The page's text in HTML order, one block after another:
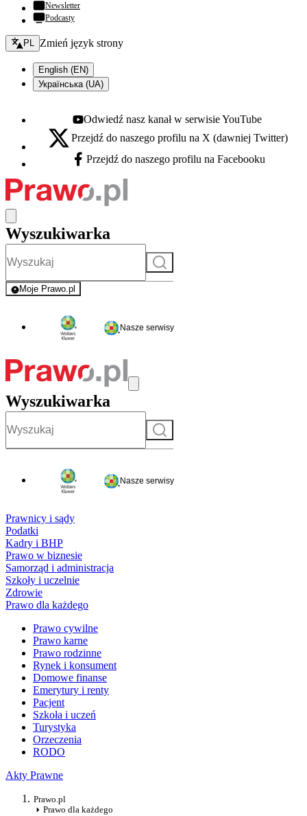
Newsletter
Podcasty
Zmień język - bieżący:
PL Zmień język strony
English (EN)
Українська (UA)
Youtube - otwiera się w nowej karcie
Odwiedź nasz kanał w serwisie YouTube
X - otwiera się w nowej karcie
Przejdź do naszego profilu na X (dawniej Twitter)
Facebook - otwiera się w nowej karcie
Przejdź do naszego profilu na Facebooku
Wyszukiwarka
Szukaj
Moje Prawo.pl
- rejestracja i logowanie do serwisu
Nasze serwisy
Wyszukiwarka
Szukaj
Nasze serwisy
Prawnicy i sądy
Podatki
Kadry i BHP
Prawo w biznesie
Samorząd i administracja
Szkoły i uczelnie
Zdrowie
Prawo dla każdego
Prawo cywilne
Prawo karne
Prawo rodzinne
Rynek i konsument
Domowe finanse
Emerytury i renty
Pacjent
Szkoła i uczeń
Turystyka
Orzeczenia
RODO
Akty Prawne
Prawo.pl
Prawo dla każdego